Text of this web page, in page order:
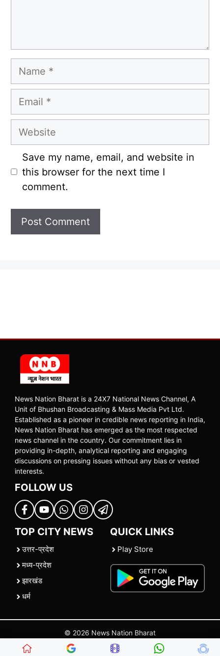
Name
Email
Website
Save my name, email, and website in
this browser for the next time I
comment.
News Nation Bharat is a 24X7 National News Channel, A
Unit of Bhushan Broadcasting & Mass Media Pvt Ltd.
Established as a pioneer in credible news reporting in India,
News Nation Bharat has emerged as the most respected
news channel in the country. Our commitment lies in
providing in-depth, analytical reporting and engaging
discussions on pressing issues without any bias or vested
interests.
FOLLOW US
TOP CITY NEWS
उत्तर-प्रदेश
मध्य-प्रदेश
झारखंड
धर्म
QUICK LINKS
Play Store
© 2026 News Nation Bharat
Home| |Contact Us |Policies Terms and Conditions